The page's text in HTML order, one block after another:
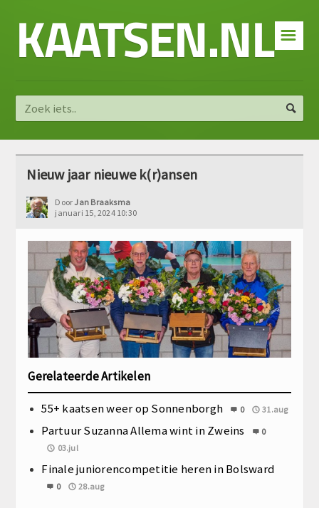
☰
KAATSEN.NL
Nieuw jaar nieuwe k(r)ansen
DoorJan Braaksma
januari 15, 2024 10:30
Gerelateerde Artikelen
55+ kaatsen weer op Sonnenborgh 0 31.aug
Partuur Suzanna Allema wint in Zweins
0
03.jul
Finale juniorencompetitie heren in Bolsward
0 28.aug